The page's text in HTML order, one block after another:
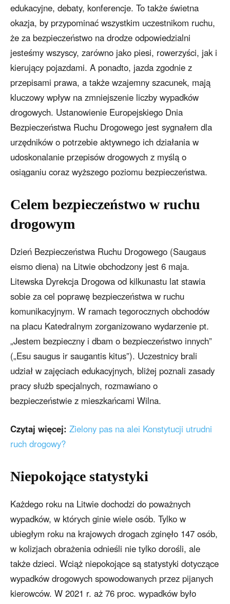
edukacyjne, debaty, konferencje. To także świetna
okazja, by przypominać wszystkim uczestnikom ruchu,
że za bezpieczeństwo na drodze odpowiedzialni
jesteśmy wszyscy, zarówno jako piesi, rowerzyści, jak i
kierujący pojazdami. A ponadto, jazda zgodnie z
przepisami prawa, a także wzajemny szacunek, mają
kluczowy wpływ na zmniejszenie liczby wypadków
drogowych. Ustanowienie Europejskiego Dnia
Bezpieczeństwa Ruchu Drogowego jest sygnałem dla
urzędników o potrzebie aktywnego ich działania w
udoskonalanie przepisów drogowych z myślą o
osiąganiu coraz wyższego poziomu bezpieczeństwa.
Celem bezpieczeństwo w ruchu
drogowym
Dzień Bezpieczeństwa Ruchu Drogowego (Saugaus
eismo diena) na Litwie obchodzony jest 6 maja.
Litewska Dyrekcja Drogowa od kilkunastu lat stawia
sobie za cel poprawę bezpieczeństwa w ruchu
komunikacyjnym. W ramach tegorocznych obchodów
na placu Katedralnym zorganizowano wydarzenie pt.
„Jestem bezpieczny i dbam o bezpieczeństwo innych”
(„Esu saugus ir saugantis kitus”). Uczestnicy brali
udział w zajęciach edukacyjnych, bliżej poznali zasady
pracy służb specjalnych, rozmawiano o
bezpieczeństwie z mieszkańcami Wilna.
Czytaj więcej: Zielony pas na alei Konstytucji utrudni
ruch drogowy?
Niepokojące statystyki
Każdego roku na Litwie dochodzi do poważnych
wypadków, w których ginie wiele osób. Tylko w
ubiegłym roku na krajowych drogach zginęło 147 osób,
w kolizjach obrażenia odnieśli nie tylko dorośli, ale
także dzieci. Wciąż niepokojące są statystyki dotyczące
wypadków drogowych spowodowanych przez pijanych
kierowców. W 2021 r. aż 76 proc. wypadków było